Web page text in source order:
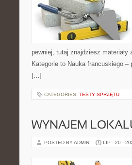
pewniej, tutaj znajdziesz materiały
Kategorie to Nauka francuskiego
[…]
CATEGORIES: TESTY SPRZĘTU
WYNAJEM
POSTED BY ADMIN LIP - 20 -